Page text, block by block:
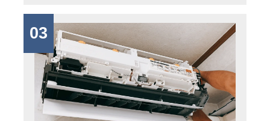
03